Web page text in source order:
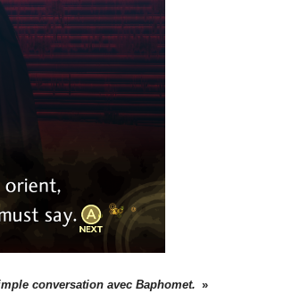
conversation avec Baphomet.